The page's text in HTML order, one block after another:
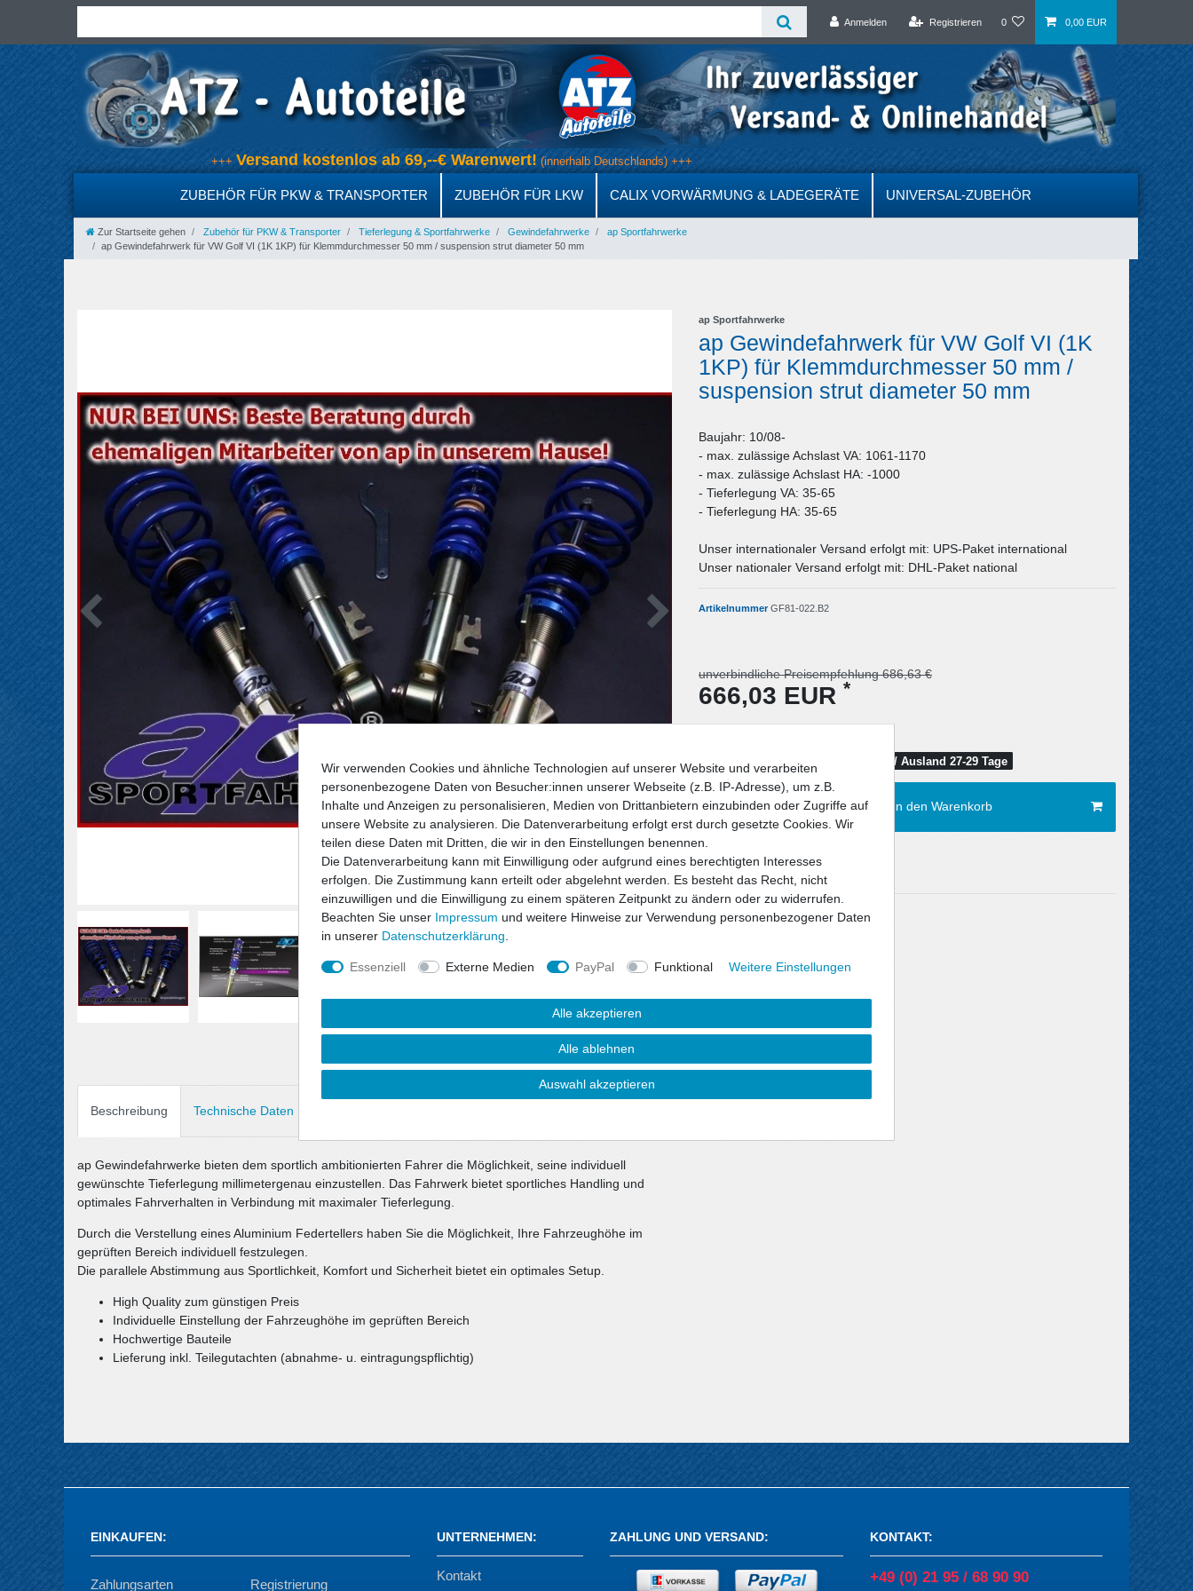
Anmelden Registrieren 0 0,00 EUR
+++Versand kostenlos ab 69,--€ Warenwert!(innerhalb Deutschlands) +++
ZUBEHÖR FÜR PKW & TRANSPORTER ZUBEHÖR FÜR LKW CALIX VORWÄRMUNG & LADEGERÄTE UNIVERSAL-ZUBEHÖR
Zur Startseite gehen Zubehör für PKW & Transporter Tieferlegung & Sportfahrwerke Gewindefahrwerke
ap Sportfahrwerke
ap Gewindefahrwerk für VW Golf VI (1K 1KP) für Klemmdurchmesser 50 mm / suspension strut diameter 50 mm
ap Sportfahrwerke
ap Gewindefahrwerk für VW Golf VI (1K
1KP) für Klemmdurchmesser 50 mm /
suspension strut diameter 50 mm
Baujahr: 10/08-
- max. zulässige Achslast VA: 1061-1170
- max. zulässige Achslast HA: -1000
- Tieferlegung VA: 35-65
- Tieferlegung HA: 35-65
Unser internationaler Versand erfolgt mit: UPS-Paket international
Unser nationaler Versand erfolgt mit: DHL-Paket national
ArtikelnummerGF81-022.B2
unverbindliche Preisempfehlung 686,63 €
666,03 EUR *
Inhalt1Stück
Lieferzeit: Deutschland 23-25 Tage / Ausland 27-29 Tage
In den Warenkorb
Wunschliste
* inkl. ges. MwSt. zzgl. Versandkosten
Beschreibung Technische Daten
ap Gewindefahrwerke bieten dem sportlich ambitionierten Fahrer die Möglichkeit, seine individuell
gewünschte Tieferlegung millimetergenau einzustellen. Das Fahrwerk bietet sportliches Handling und
optimales Fahrverhalten in Verbindung mit maximaler Tieferlegung.
Durch die Verstellung eines Aluminium Federtellers haben Sie die Möglichkeit, Ihre Fahrzeughöhe im
geprüften Bereich individuell festzulegen.
Die parallele Abstimmung aus Sportlichkeit, Komfort und Sicherheit bietet ein optimales Setup.
High Quality zum günstigen Preis
Individuelle Einstellung der Fahrzeughöhe im geprüften Bereich
Hochwertige Bauteile
Lieferung inkl. Teilegutachten (abnahme- u. eintragungspflichtig)
EINKAUFEN:
Zahlungsarten Registrierung
UNTERNEHMEN:
Kontakt
ZAHLUNG UND VERSAND: KONTAKT:
+49 (0) 21 95 / 68 90 90
Wir verwenden Cookies und ähnliche Technologien auf unserer Website und verarbeiten
personenbezogene Daten von Besucher:innen unserer Webseite (z.B. IP-Adresse), um z.B.
Inhalte und Anzeigen zu personalisieren, Medien von Drittanbietern einzubinden oder Zugriffe auf
unsere Website zu analysieren. Die Datenverarbeitung erfolgt erst durch gesetzte Cookies. Wir
teilen diese Daten mit Dritten, die wir in den Einstellungen benennen.
Die Datenverarbeitung kann mit Einwilligung oder aufgrund eines berechtigten Interesses
erfolgen. Die Zustimmung kann erteilt oder abgelehnt werden. Es besteht das Recht, nicht
einzuwilligen und die Einwilligung zu einem späteren Zeitpunkt zu ändern oder zu widerrufen.
Beachten Sie unser Impressum und weitere Hinweise zur Verwendung personenbezogener Daten
in unserer Daten­schutz­erklärung
Essenziell Externe Medien PayPal Funktional Weitere Einstellungen
Alle akzeptieren
Alle ablehnen
Auswahl akzeptieren